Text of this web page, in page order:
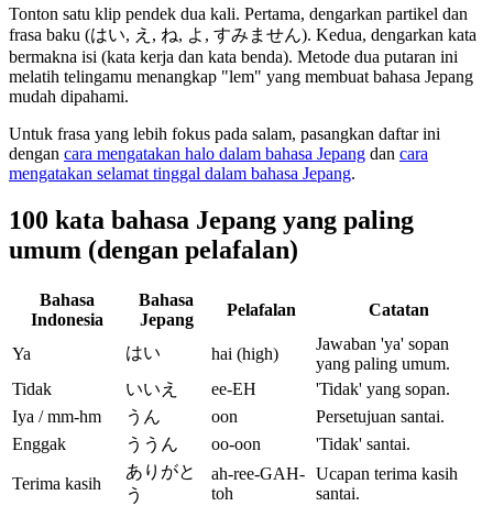
Tonton satu klip pendek dua kali. Pertama, dengarkan partikel dan
frasa baku (はい, え, ね, よ, すみません). Kedua, dengarkan kata
bermakna isi (kata kerja dan kata benda). Metode dua putaran ini
melatih telingamu menangkap "lem" yang membuat bahasa Jepang
mudah dipahami.
Untuk frasa yang lebih fokus pada salam, pasangkan daftar ini
dengan cara mengatakan halo dalam bahasa Jepang dan cara
mengatakan selamat tinggal dalam bahasa Jepang.
100 kata bahasa Jepang yang paling
umum (dengan pelafalan)
Bahasa
Indonesia
Bahasa
Jepang
Pelafalan Catatan
Ya はい hai (high)
Jawaban 'ya' sopan
yang paling umum.
Tidak
いいえ ee-EH
'Tidak' yang sopan.
Iya / mm-hm
うん oon
Persetujuan santai.
Enggak
ううん oo-oon 'Tidak' santai.
Terima kasih
ありがと
う
ah-ree-GAH-
toh
Ucapan terima kasih
santai.